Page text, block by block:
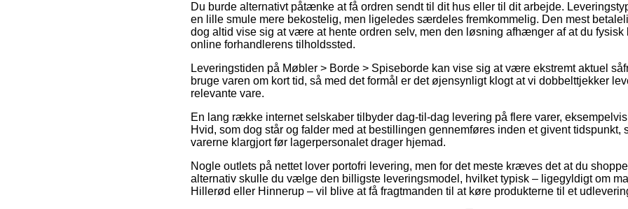
Du burde alternativt påtænke at få ordren sendt til dit hus eller til dit arbejde.
en lille smule mere bekostelig, men ligeledes særdeles fremkommelig. Den mest
dog altid vise sig at være at hente ordren selv, men den løsning afhænger af at du
online forhandlerens tilholdssted.
Leveringstiden på Møbler > Borde > Spiseborde kan vise sig at være ekstremt aktuel
bruge varen om kort tid, så med det formål er det øjensynligt klogt at vi dobbelttjekker
relevante vare.
En lang række internet selskaber tilbyder dag-til-dag levering på flere varer,
Hvid, som dog står og falder med at bestillingen gennemføres inden et givent tidspunkt,
varerne klargjort før lagerpersonalet drager hjemad.
Nogle outlets på nettet lover portofri levering, men for det meste kræves det at du
alternativ skulle du vælge den billigste leveringsmodel, hvilket typisk – ligegyldigt om
Hillerød eller Hinnerup – vil blive at få fragtmanden til at køre produkterne til et